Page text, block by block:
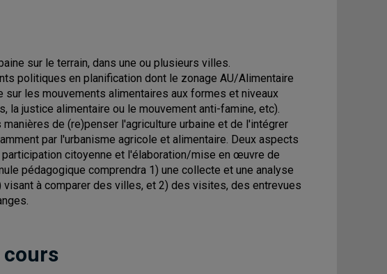
sur le terrain, dans une ou plusieurs villes.
politiques en planification dont le zonage AU/Alimentaire
les mouvements alimentaires aux formes et niveaux
la justice alimentaire ou le mouvement anti-famine, etc).
de (re)penser l'agriculture urbaine et de l'intégrer
par l'urbanisme agricole et alimentaire. Deux aspects
citoyenne et l'élaboration/mise en œuvre de
pédagogique comprendra 1) une collecte et une analyse
à comparer des villes, et 2) des visites, des entrevues
cours